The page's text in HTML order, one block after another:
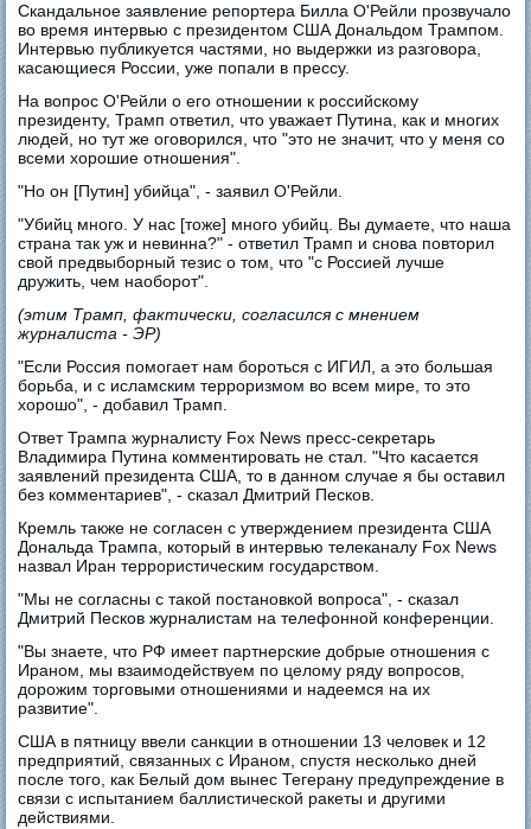
Скандальное заявление репортера Билла О'Рейли прозвучало
во время интервью с президентом США Дональдом Трампом.
Интервью публикуется частями, но выдержки из разговора,
касающиеся России, уже попали в прессу.
На вопрос О'Рейли о его отношении к российскому
президенту, Трамп ответил, что уважает Путина, как и многих
людей, но тут же оговорился, что "это не значит, что у меня со
всеми хорошие отношения".
"Но он [Путин] убийца", - заявил О'Рейли.
"Убийц много. У нас [тоже] много убийц. Вы думаете, что наша
страна так уж и невинна?" - ответил Трамп и снова повторил
свой предвыборный тезис о том, что "с Россией лучше
дружить, чем наоборот".
(этим Трамп, фактически, согласился с мнением
журналиста - ЭР)
"Если Россия помогает нам бороться с ИГИЛ, а это большая
борьба, и с исламским терроризмом во всем мире, то это
хорошо", - добавил Трамп.
Ответ Трампа журналисту Fox News пресс-секретарь
Владимира Путина комментировать не стал. "Что касается
заявлений президента США, то в данном случае я бы оставил
без комментариев", - сказал Дмитрий Песков.
Кремль также не согласен с утверждением президента США
Дональда Трампа, который в интервью телеканалу Fox News
назвал Иран террористическим государством.
"Мы не согласны с такой постановкой вопроса", - сказал
Дмитрий Песков журналистам на телефонной конференции.
"Вы знаете, что РФ имеет партнерские добрые отношения с
Ираном, мы взаимодействуем по целому ряду вопросов,
дорожим торговыми отношениями и надеемся на их
развитие".
США в пятницу ввели санкции в отношении 13 человек и 12
предприятий, связанных с Ираном, спустя несколько дней
после того, как Белый дом вынес Тегерану предупреждение в
связи с испытанием баллистической ракеты и другими
действиями.